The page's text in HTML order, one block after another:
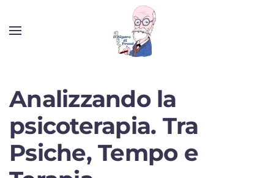
Analizzando la
psicoterapia. Tra
Psiche, Tempo e